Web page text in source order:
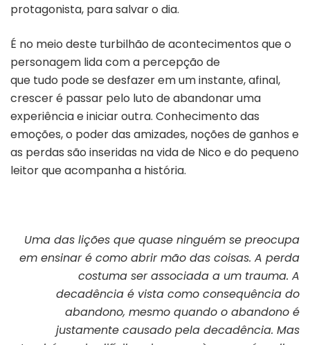
protagonista, para salvar o dia.
É no meio deste turbilhão de acontecimentos que o
personagem lida com a percepção de
que tudo pode se desfazer em um instante, afinal,
crescer é passar pelo luto de abandonar uma
experiência e iniciar outra. Conhecimento das
emoções, o poder das amizades, noções de ganhos e
as perdas são inseridas na vida de Nico e do pequeno
leitor que acompanha a história.
Uma das lições que quase ninguém se preocupa
em ensinar é como abrir mão das coisas. A perda
costuma ser associada a um trauma. A
decadência é vista como consequência do
abandono, mesmo quando o abandono é
justamente causado pela decadência. Mas